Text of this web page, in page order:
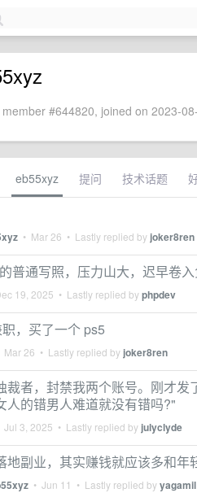
member #644820, joined on 2023-
eb55xyz 提问 技术话题
• Mar 26 • Lastly replied by joker8ren
普通写照，压力山大，迟早卷
19, 2025 • Lastly replied byphpdev
，买了一个 ps5
Mar 26 • Lastly replied by joker8ren
裁者，封禁我两个账号。刚才
人的错男人难道就没有错吗?"
Jul 3, 2025 • Lastly replied by julyclyde
地副业，其实赚钱就应该多和年
• Jun 11 • Lastly replied byyagamil